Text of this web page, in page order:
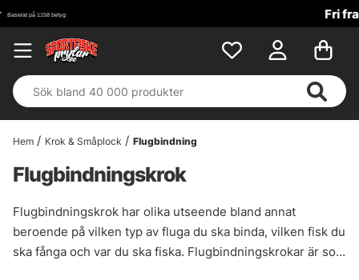
Hem Krok & Småplock Flugbindning
Flugbindningskrok
Flugbindningskrok har olika utseende bland annat
beroende på vilken typ av fluga du ska binda, vilken fisk du
ska fånga och var du ska fiska. Flugbindningskrokar är som